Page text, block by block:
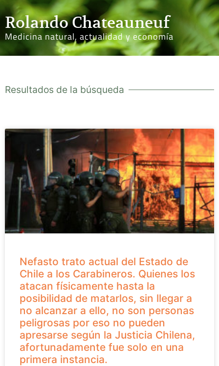
Rolando Chateauneuf
Medicina natural, actualidad y economía
Resultados de la búsqueda
Nefasto trato actual del Estado de
Chile a los Carabineros. Quienes los
atacan físicamente hasta la
posibilidad de matarlos, sin llegar a
no alcanzar a ello, no son personas
peligrosas por eso no pueden
apresarse según la Justicia Chilena,
afortunadamente fue solo en una
primera instancia.